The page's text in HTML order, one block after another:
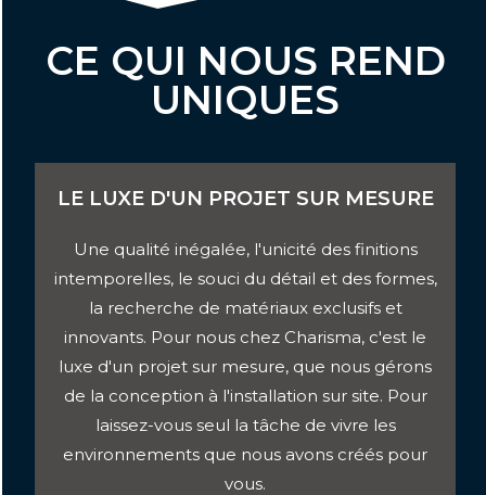
CE QUI NOUS REND
UNIQUES
LE LUXE D'UN PROJET SUR MESURE
Une qualité inégalée, l'unicité des finitions
intemporelles, le souci du détail et des formes,
la recherche de matériaux exclusifs et
innovants. Pour nous chez Charisma, c'est le
luxe d'un projet sur mesure, que nous gérons
de la conception à l'installation sur site. Pour
laissez-vous seul la tâche de vivre les
environnements que nous avons créés pour
vous.